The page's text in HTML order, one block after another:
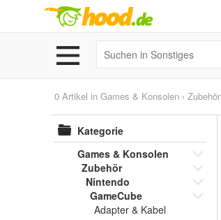
0 Artikel in Games & Konsolen › Zubehör
Kategorie
Games & Konsolen
Zubehör
Nintendo
GameCube
Adapter & Kabel